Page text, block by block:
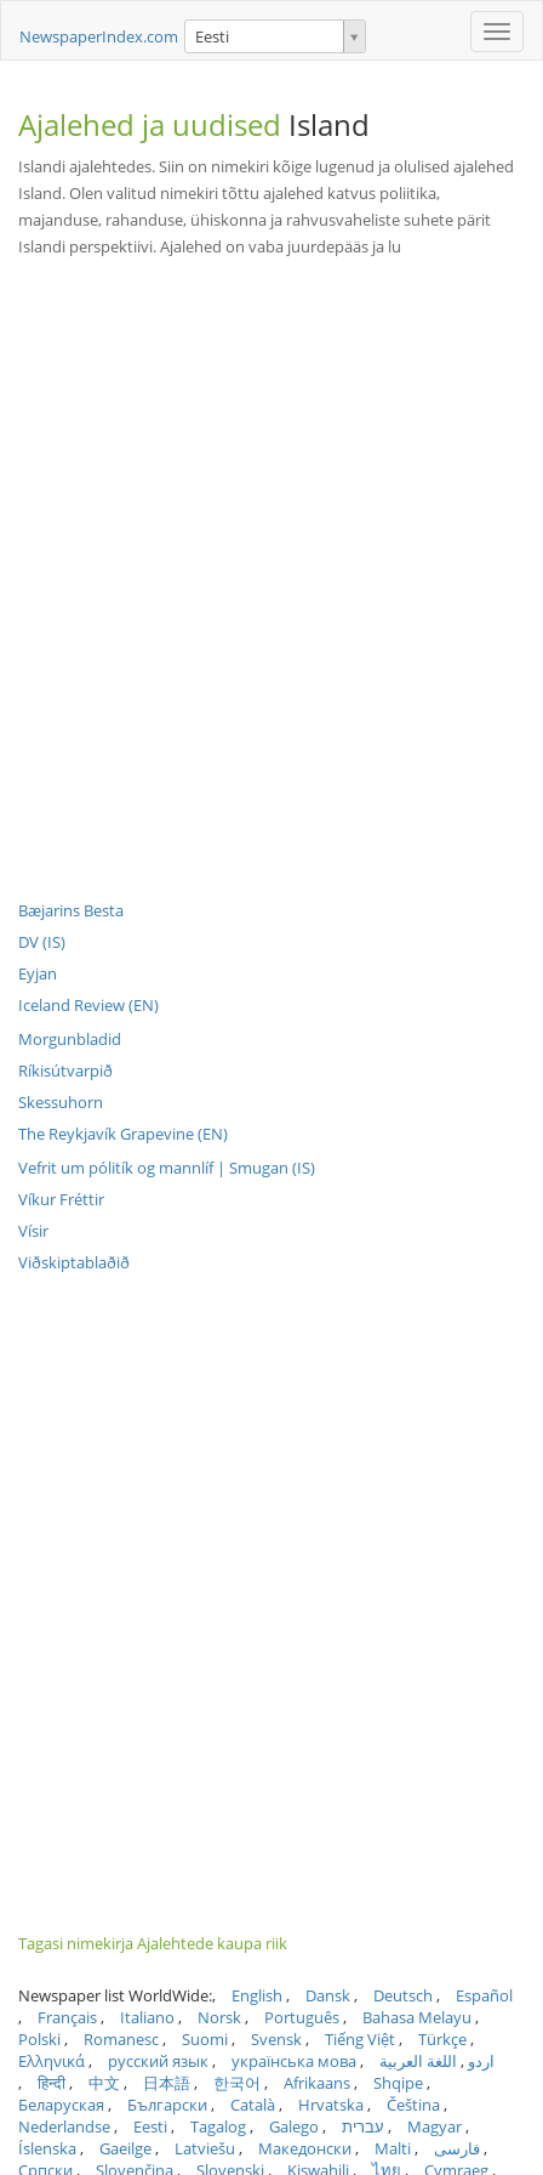
Toggle
NewspaperIndex.com Eesti
Ajalehed ja uudised Island
Islandi ajalehtedes. Siin on nimekiri kõige lugenud ja olulised ajalehed
Island. Olen valitud nimekiri tõttu ajalehed katvus poliitika,
majanduse, rahanduse, ühiskonna ja rahvusvaheliste suhete pärit
Islandi perspektiivi. Ajalehed on vaba juurdepääs ja lu
Bæjarins Besta
DV (IS)
Eyjan
Iceland Review (EN)
Morgunbladid
Ríkisútvarpið
Skessuhorn
The Reykjavík Grapevine (EN)
Vefrit um pólitík og mannlíf | Smugan (IS)
Víkur Fréttir
Vísir
Viðskiptablaðið
Tagasi nimekirja Ajalehtede kaupa riik
Newspaper list WorldWide: English Dansk Deutsch
Español
Français
Italiano Norsk Português
Bahasa Melayu
Polski
Romanesc Suomi Svensk Tiếng Việt
Türkçe
Ελληνικά
русский язык українська мова اردو
اللغة العربية
हिन्दी
中文 日本語 한국어 Afrikaans
Shqipe
Беларуская
Български Català Hrvatska
Čeština
Nederlandse
Eesti Tagalog Galego עברית
Magyar
Íslenska
Gaeilge Latviešu Македонски Malti
فارسی
Српски
Slovenčina Slovenski Kiswahili ไทย Cymraeg